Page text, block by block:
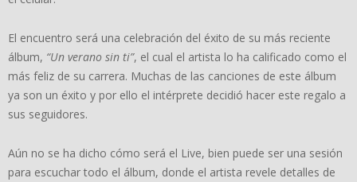
El encuentro será una celebración del éxito de su más reciente
álbum, “Un verano sin ti”, el cual el artista lo ha calificado como el
más feliz de su carrera. Muchas de las canciones de este álbum
ya son un éxito y por ello el intérprete decidió hacer este regalo a
sus seguidores.
Aún no se ha dicho cómo será el Live, bien puede ser una sesión
para escuchar todo el álbum, donde el artista revele detalles de